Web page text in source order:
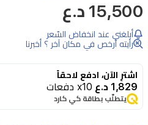
شاحن
الحائط
من
بقوة
20
15,500 د.ع
أبلغني عند انخفاض السّعر
رأيته أرخص في مكان آخر ؟ أخبرنا
اشترِ الآن، ادفع لاحقاً
1,829 د.ع x10 دفعات
يتطلّب بطاقة كي كارد